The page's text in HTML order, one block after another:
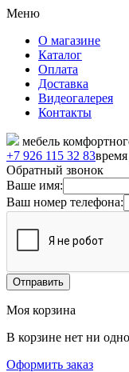
Меню
О магазине
Каталог
Оплата
Доставка
Видеогалерея
Контакты
мебель
+7 926 115 32 83
Обратный звонок
Ваше имя:
Ваш номер телефона:
Моя корзина
В корзине нет ни
Оформить заказ